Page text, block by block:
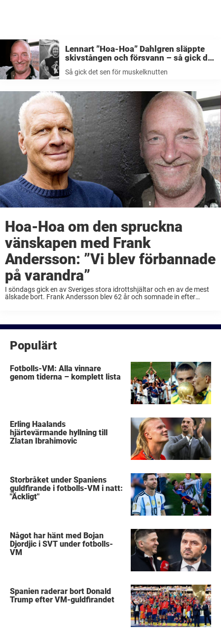
Lennart ”Hoa-Hoa” Dahlgren släppte
skivstången och försvann – så gick det
sen för muskelknutten
Så gick det sen för muskelknutten
Hoa-Hoa om den spruckna
vänskapen med Frank
Andersson: ”Vi blev förbannade
på varandra”
I söndags gick en av Sveriges stora idrottshjältar och en av de mest
älskade bort. Frank Andersson blev 62 år och somnade in efter
Populärt
Fotbolls-VM: Alla vinnare
genom tiderna – komplett lista
Erling Haalands
hjärtevärmande hyllning till
Zlatan Ibrahimovic
Storbråket under Spaniens
guldfirande i fotbolls-VM i natt:
"Äckligt"
Något har hänt med Bojan
Djordjic i SVT under fotbolls-
VM
Spanien raderar bort Donald
Trump efter VM-guldfirandet